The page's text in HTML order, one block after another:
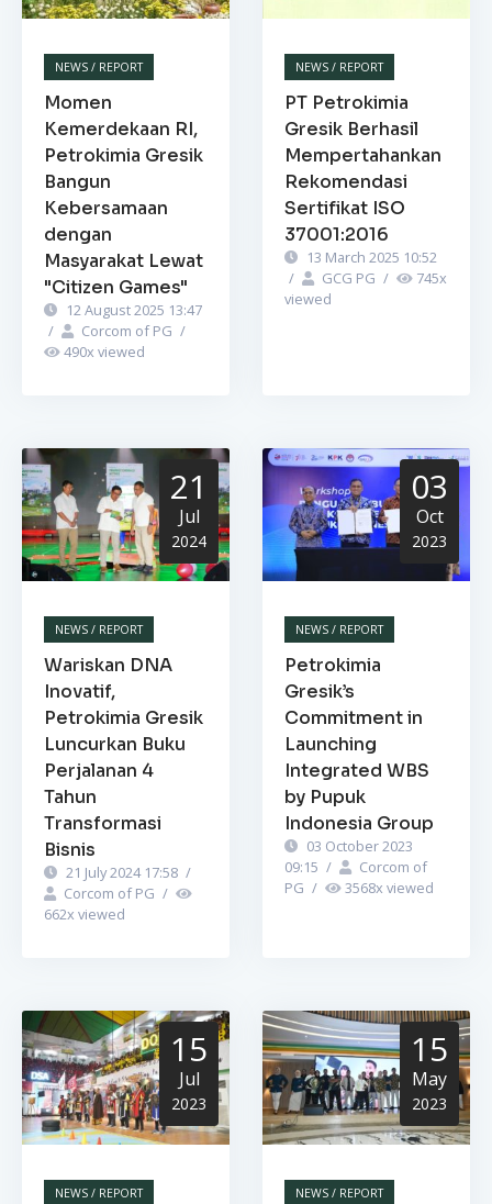
NEWS / REPORT
Momen
Kemerdekaan RI,
Petrokimia Gresik
Bangun
Kebersamaan
dengan
Masyarakat Lewat
"Citizen Games"
12 August 2025 13:47
/
Corcom of PG /
490x viewed
NEWS / REPORT
PT Petrokimia
Gresik Berhasil
Mempertahankan
Rekomendasi
Sertifikat ISO
37001:2016
13 March 2025 10:52
/
GCG PG / 745x
viewed
21
Jul
2024
NEWS / REPORT
Wariskan DNA
Inovatif,
Petrokimia Gresik
Luncurkan Buku
Perjalanan 4
Tahun
Transformasi
Bisnis
21 July 2024 17:58 /
Corcom of PG /
662x viewed
03
Oct
2023
NEWS / REPORT
Petrokimia
Gresik’s
Commitment in
Launching
Integrated WBS
by Pupuk
Indonesia Group
03 October 2023
09:15 /
Corcom of
PG / 3568x viewed
15
Jul
2023
NEWS / REPORT
15
May
2023
NEWS / REPORT